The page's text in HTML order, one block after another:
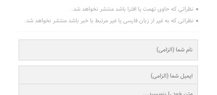
نظراتی که حاوی تهمت یا افترا باشد منتشر نخواهد شد.
نظراتی که به غیر از زبان فارسی یا غیر مرتبط با خبر باشد منتشر نخواهد شد.